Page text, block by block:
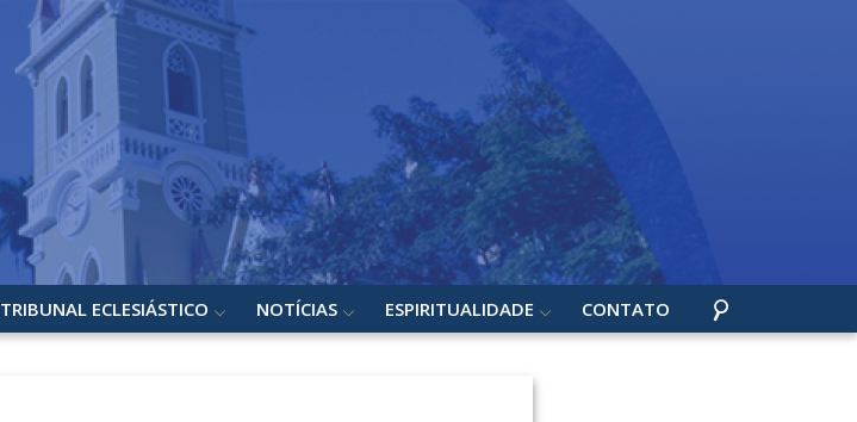
TRIBUNAL ECLESIÁSTICO NOTÍCIAS ESPIRITUALIDADE CONTATO